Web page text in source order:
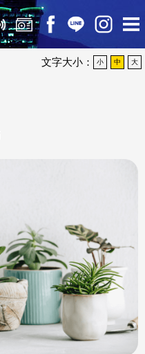
文字大小： 小 中 大